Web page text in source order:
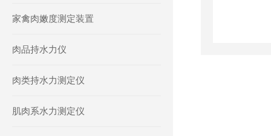
家禽肉嫩度测定装置
肉品持水力仪
肉类持水力测定仪
肌肉系水力测定仪